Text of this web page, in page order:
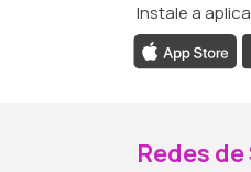
Instale a
Redes